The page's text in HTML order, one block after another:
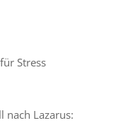
Stress
nach Lazarus: